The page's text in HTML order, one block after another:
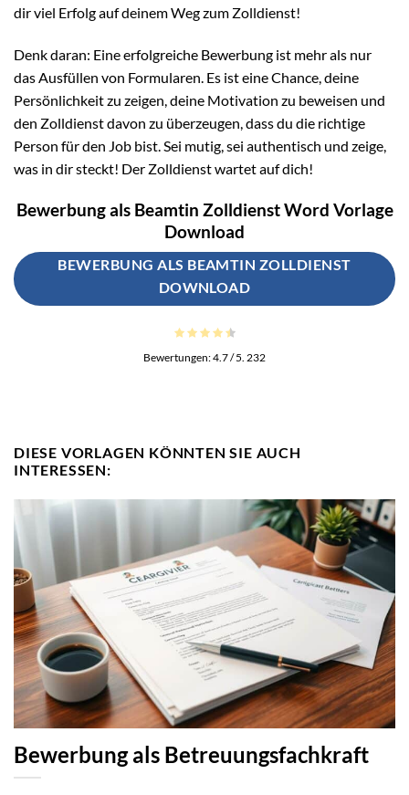
dir viel Erfolg auf deinem Weg zum Zolldienst!
Denk daran: Eine erfolgreiche Bewerbung ist mehr als nur
das Ausfüllen von Formularen. Es ist eine Chance, deine
Persönlichkeit zu zeigen, deine Motivation zu beweisen und
den Zolldienst davon zu überzeugen, dass du die richtige
Person für den Job bist. Sei mutig, sei authentisch und zeige,
was in dir steckt! Der Zolldienst wartet auf dich!
Bewerbung als Beamtin Zolldienst Word Vorlage
Download
BEWERBUNG ALS BEAMTIN ZOLLDIENST
DOWNLOAD
Bewertungen:4.7/ 5. 232
DIESE VORLAGEN KÖNNTEN SIE AUCH
INTERESSEN:
Bewerbung als Betreuungsfachkraft